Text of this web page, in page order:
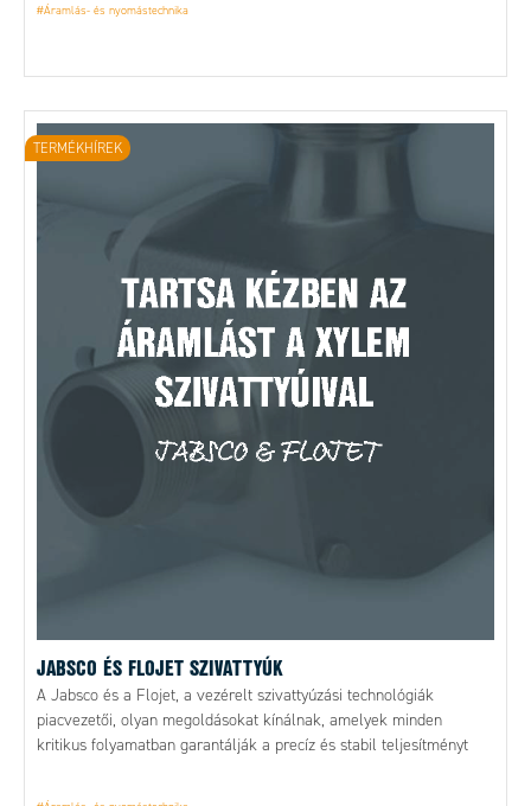
#Áramlás- és nyomástechnika
JABSCO ÉS FLOJET SZIVATTYÚK
A Jabsco és a Flojet, a vezérelt szivattyúzási technológiák
piacvezetői, olyan megoldásokat kínálnak, amelyek minden
kritikus folyamatban garantálják a precíz és stabil teljesítményt
TERMÉKHÍREK